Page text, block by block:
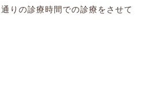
りの診療時間での診療をさせて